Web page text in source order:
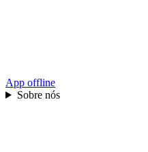
App offline
Sobre nós